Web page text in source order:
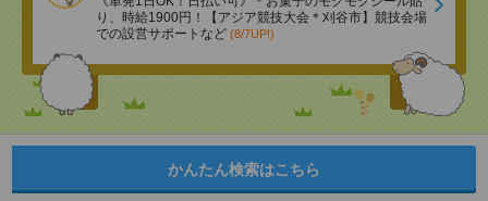
り、時給1900円！【アジア競技大会＊刈谷市】競技会場
での設営サポートなど (8/7UP!)
かんたん検索はこちら